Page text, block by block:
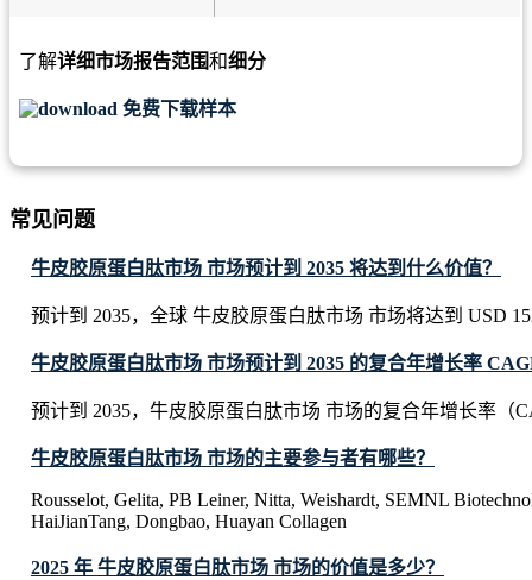
了解详细市场报告范围和细分
免费下载样本
常见问题
牛皮胶原蛋白肽市场 市场预计到 2035 将达到什么价值？
预计到 2035，全球 牛皮胶原蛋白肽市场 市场将达到 USD
牛皮胶原蛋白肽市场 市场预计到 2035 的复合年增长率
预计到 2035，牛皮胶原蛋白肽市场 市场的复合年增长率（
牛皮胶原蛋白肽市场 市场的主要参与者有哪些？
Rousselot, Gelita, PB Leiner, Nitta, Weishardt, SEMNL
HaiJianTang, Dongbao, Huayan Collagen
2025 年 牛皮胶原蛋白肽市场 市场的价值是多少？